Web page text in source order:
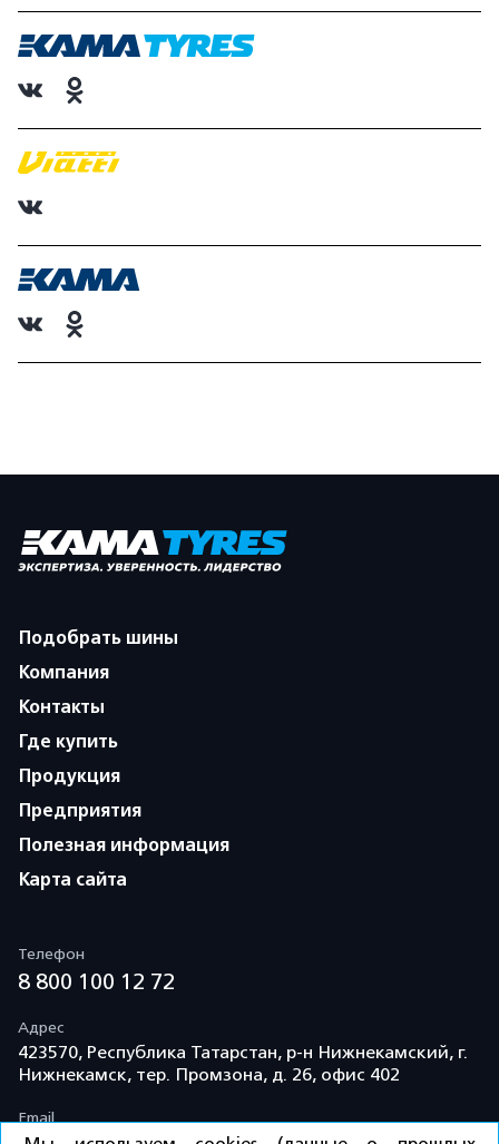
Подобрать шины
Компания
Контакты
Где купить
Продукция
Предприятия
Полезная информация
Карта сайта
Телефон
8 800 100 12 72
Адрес
423570, Республика Татарстан, р-н Нижнекамский, г.
Нижнекамск, тер. Промзона, д. 26, офис 402
Email